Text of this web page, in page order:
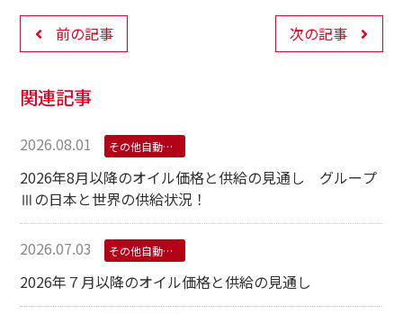
前の記事 次の記事
関連記事
2026.08.01 その他自動車用オイル
2026年8月以降のオイル価格と供給の見通し グループ
Ⅲの日本と世界の供給状況！
2026.07.03 その他自動車用オイル
2026年７月以降のオイル価格と供給の見通し